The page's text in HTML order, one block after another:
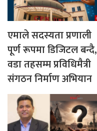
एमाले सदस्यता प्रणाली
पूर्ण रूपमा डिजिटल बन्दै,
वडा तहसम्म प्रविधिमैत्री
संगठन निर्माण अभियान